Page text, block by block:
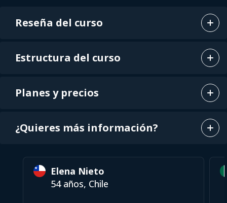
Reseña del curso
Estructura del curso
Planes y precios
¿Quieres más información?
Elena Nieto
54 años, Chile